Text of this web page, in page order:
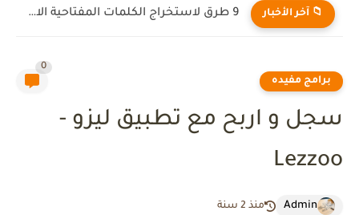
📁 آخر الأخبار 9 طرق لاستخراج الكلمات المفتاحية الاكثر ظهورا في البحث
برامج مفيده
0
سجل و اربح مع تطبيق ليزو -
Lezzoo
Admin منذ 2 سنة